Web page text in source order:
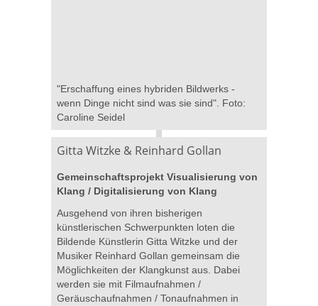
"Erschaffung eines hybriden Bildwerks -
wenn Dinge nicht sind was sie sind". Foto:
Caroline Seidel
Gitta Witzke & Reinhard Gollan
Gemeinschaftsprojekt Visualisierung von
Klang / Digitalisierung von Klang
Ausgehend von ihren bisherigen
künstlerischen Schwerpunkten loten die
Bildende Künstlerin Gitta Witzke und der
Musiker Reinhard Gollan gemeinsam die
Möglichkeiten der Klangkunst aus. Dabei
werden sie mit Filmaufnahmen /
Geräuschaufnahmen / Tonaufnahmen in